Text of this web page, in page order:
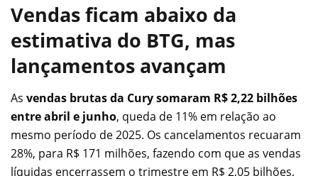
Vendas ficam abaixo da
estimativa do BTG, mas
lançamentos avançam
As vendas brutas da Cury somaram R$ 2,22 bilhões
entre abril e junho, queda de 11% em relação ao
mesmo período de 2025. Os cancelamentos recuaram
28%, para R$ 171 milhões, fazendo com que as vendas
líquidas encerrassem o trimestre em R$ 2,05 bilhões,